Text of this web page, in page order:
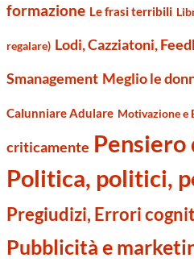
formazione Le frasi terribili
regalare) Lodi, Cazziatoni,
Smanagement Meglio le
Calunniare Adulare Motivazione e
criticamente
Politica, politici,
Pregiudizi, Errori
Pubblicità e